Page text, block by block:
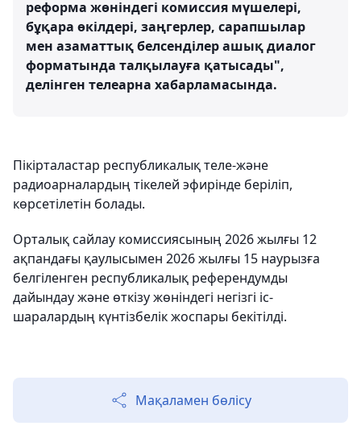
реформа жөніндегі комиссия мүшелері,
бұқара өкілдері, заңгерлер, сарапшылар
мен азаматтық белсенділер ашық диалог
форматында талқылауға қатысады",
делінген телеарна хабарламасында.
Пікірталастар республикалық теле-және
радиоарналардың тікелей эфирінде беріліп,
көрсетілетін болады.
Орталық сайлау комиссиясының 2026 жылғы 12
ақпандағы қаулысымен 2026 жылғы 15 наурызға
белгіленген республикалық референдумды
дайындау және өткізу жөніндегі негізгі іс-
шаралардың күнтізбелік жоспары бекітілді.
Мақаламен бөлісу